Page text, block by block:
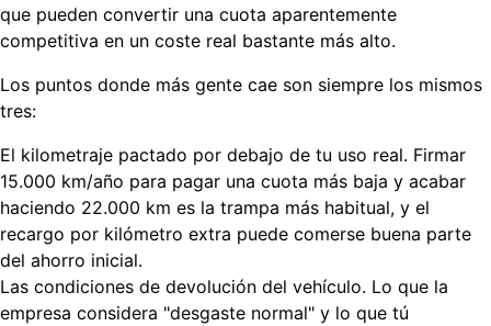
que pueden convertir una cuota aparentemente
competitiva en un coste real bastante más alto.
Los puntos donde más gente cae son siempre los mismos
tres:
El kilometraje pactado por debajo de tu uso real. Firmar
15.000 km/año para pagar una cuota más baja y acabar
haciendo 22.000 km es la trampa más habitual, y el
recargo por kilómetro extra puede comerse buena parte
del ahorro inicial.
Las condiciones de devolución del vehículo. Lo que la
empresa considera "desgaste normal" y lo que tú